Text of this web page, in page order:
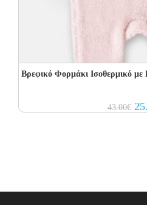
Βρεφικό Φορμάκι Ισοθερμικό
43.00€